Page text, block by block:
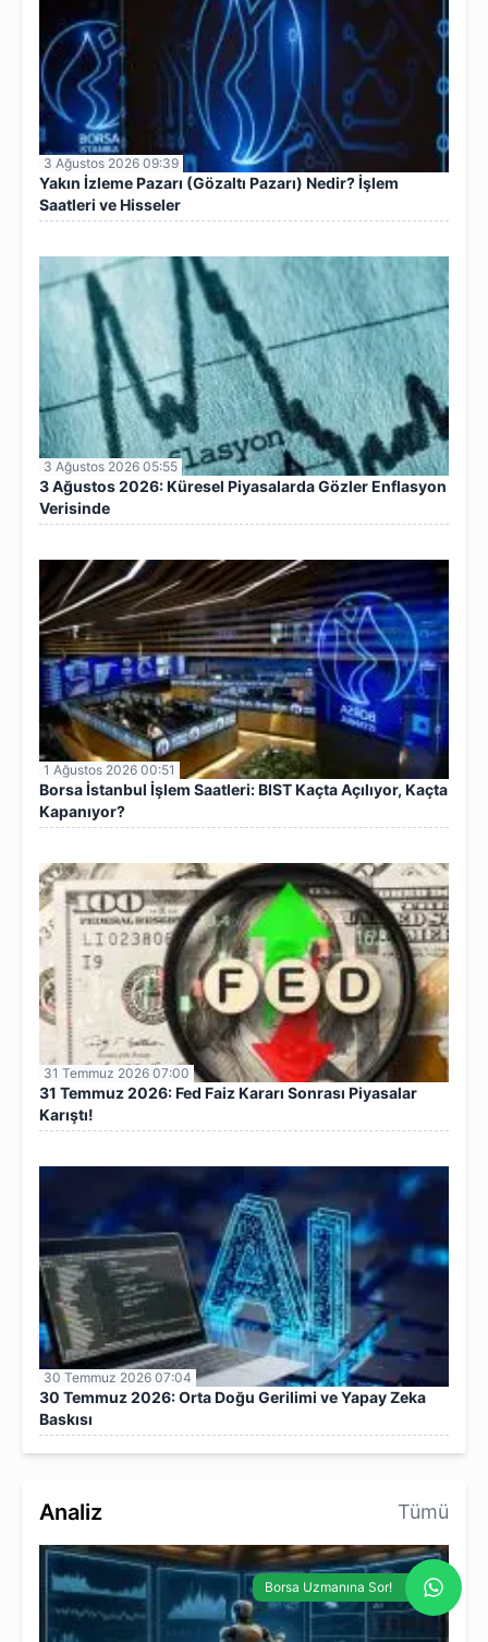
3 Ağustos 2026 09:39
Yakın İzleme Pazarı (Gözaltı Pazarı) Nedir? İşlem
Saatleri ve Hisseler
3 Ağustos 2026 05:55
3 Ağustos 2026: Küresel Piyasalarda Gözler Enflasyon
Verisinde
1 Ağustos 2026 00:51
Borsa İstanbul İşlem Saatleri: BIST Kaçta Açılıyor, Kaçta
Kapanıyor?
31 Temmuz 2026 07:00
31 Temmuz 2026: Fed Faiz Kararı Sonrası Piyasalar
Karıştı!
30 Temmuz 2026 07:04
30 Temmuz 2026: Orta Doğu Gerilimi ve Yapay Zeka
Baskısı
Analiz Tümü
Borsa Uzmanına Sor!